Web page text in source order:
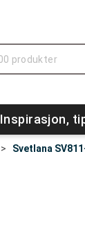
Inspirasjon,
> Svetlana